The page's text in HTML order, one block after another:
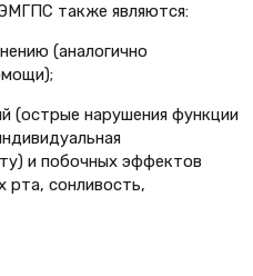
также являются:
(аналогично
(острые нарушения функции
и побочных эффектов
рта, сонливость,